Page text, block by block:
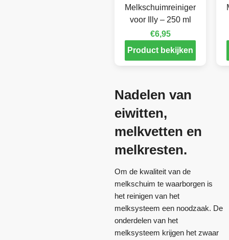
Melkschuimreiniger
voor Illy – 250 ml
€6,95
Product bekijken
Nadelen van
eiwitten,
melkvetten en
melkresten.
Om de kwaliteit van de
melkschuim te waarborgen is
het reinigen van het
melksysteem een noodzaak. De
onderdelen van het
melksysteem krijgen het zwaar